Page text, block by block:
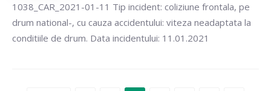
1038_CAR_2021-01-11 Tip incident: coliziune frontala, pe
drum national-, cu cauza accidentului: viteza neadaptata la
conditiile de drum. Data incidentului: 11.01.2021